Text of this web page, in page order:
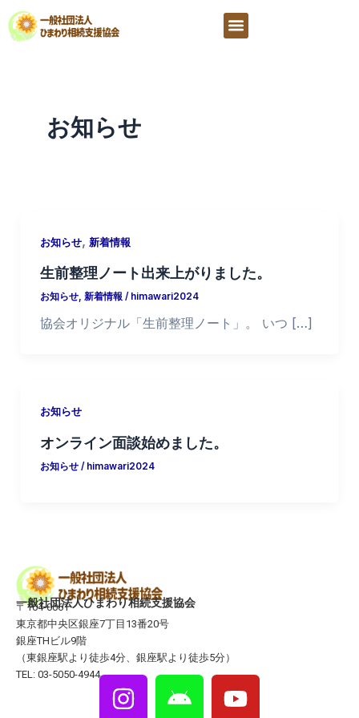
容
メ
お知らせ
お知らせ, 新着情報
生前整理ノート出来上がりました。
お知らせ, 新着情報 / himawari2024
協会オリジナル「生前整理ノート」。 いつ […]
お知らせ
オンライン面談始めました。
お知らせ/ himawari2024
一般社団法人ひまわり相続支援協会
〒104-0061
東京都中央区銀座7丁目13番20号
銀座THビル9階
（東銀座駅より徒歩4分、銀座駅より徒歩5分）
TEL: 03-5050-4944
I
n
A
n
Y
o